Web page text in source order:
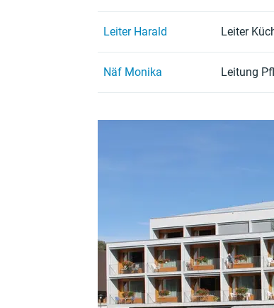
Leiter Harald Leiter
Näf Monika Leitung